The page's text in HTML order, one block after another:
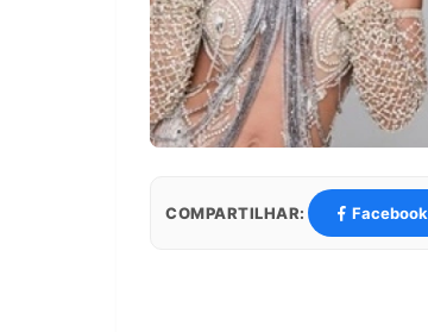
COMPARTILHAR: Facebook